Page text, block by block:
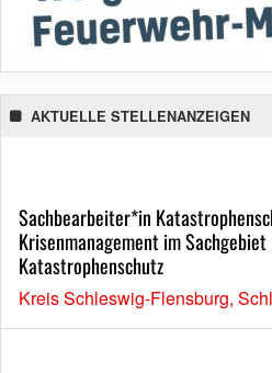
AKTUELLE STELLENANZEIGEN
Sachbearbeiter*in
Krisenmanagement im
Katastrophenschutz
Kreis Schleswig-Flensburg,